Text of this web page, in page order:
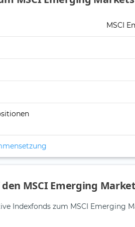
MSCI
den MSCI Emerging
Indexfonds zum MSCI Emerging